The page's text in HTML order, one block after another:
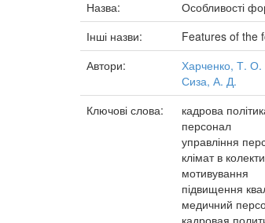
Назва:
Особливості
Інші назви:
Features of the
Автори:
Харченко, Т. О.
Сиза, А. Д.
Ключові слова:
кадрова
персонал
управління
клімат в
мотивування
підвищення
медичний
кадровая